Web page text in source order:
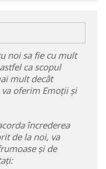
noi sa fie cu mult
ca scopul
mult decât
oferim Emoții și
încrederea
de la noi, va
și de